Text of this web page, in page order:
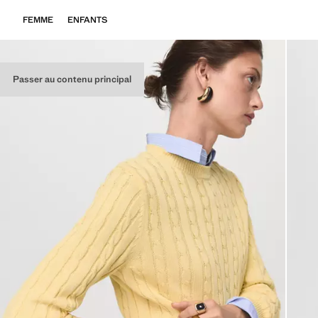
Passer au contenu principal
FEMME ENFANTS